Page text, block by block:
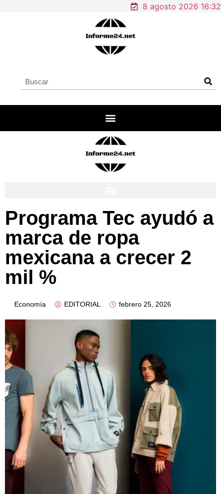
8 agosto 2026 16:32
Programa Tec ayudó a
marca de ropa
mexicana a crecer 2
mil %
Economía EDITORIAL febrero 25, 2026